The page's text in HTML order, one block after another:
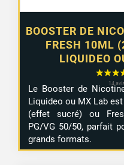
BOOSTER DE
FRESH 10ML
LIQUIDEO
Le Booster de
Liquideo ou MX Lab
(effet sucré) ou
PG/VG 50/50, parfait
grands formats.